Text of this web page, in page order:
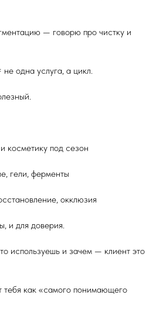
— говорю про чистку и
одна услуга, а цикл.
косметику под сезон
гели, ферменты
окклюзия
и для доверия.
используешь и зачем — клиент это
тебя как «самого понимающего